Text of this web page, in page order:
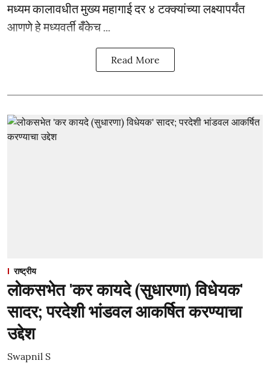
मध्यम कालावधीत मुख्य महागाई दर ४ टक्क्यांच्या लक्ष्यापर्यंत
आणणे हे मध्यवर्ती बँकेच ...
Read More
राष्ट्रीय
लोकसभेत 'कर कायदे (सुधारणा) विधेयक'
सादर; परदेशी भांडवल आकर्षित करण्याचा
उद्देश
Swapnil S